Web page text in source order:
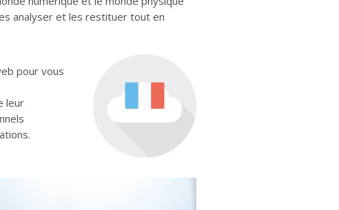
analyser et les restituer tout en
pour vous
leur